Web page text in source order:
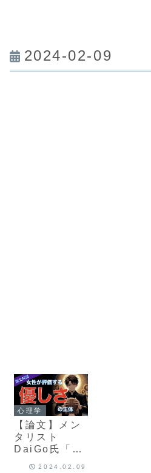
2024-02-09
心理学
【論文】メン
タリスト
DaiGo氏「モ
2024.02.09